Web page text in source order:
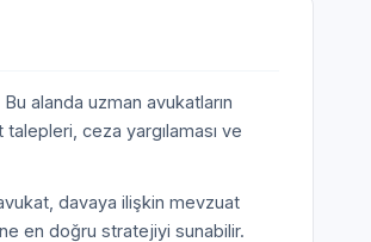
alanda uzman avukatların
ceza yargılaması ve
davaya ilişkin mevzuat
en doğru stratejiyi sunabilir.